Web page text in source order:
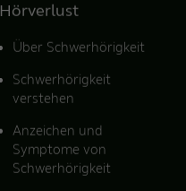
Hörverlust
Über Schwerhörigkeit
Schwerhörigkeit
verstehen
Anzeichen und
Symptome von
Schwerhörigkeit